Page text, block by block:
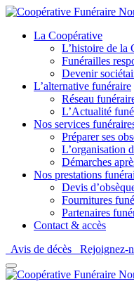
La Coopérative
L’histoire de la
Funérailles
Devenir
L’alternative funéraire
Réseau
L’Actualité
Nos services
Préparer ses
L’organisation
Démarches
Nos prestations
Devis
Fournitures
Partenaires
Contact & accès
Avis de décès
Rejoignez-